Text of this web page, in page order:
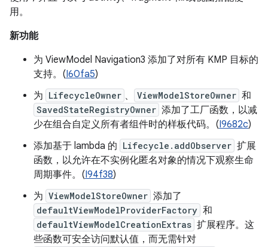
用。
新功能
为 ViewModel Navigation3 添加了对所有 KMP 目标的
支持。(I60fa5)
为 LifecycleOwner 、 ViewModelStoreOwner 和
SavedStateRegistryOwner 添加了工厂函数，以减
少在组合自定义所有者组件时的样板代码。(I9682c)
添加基于 lambda 的 Lifecycle.addObserver 扩展
函数，以允许在不实例化匿名对象的情况下观察生命
周期事件。(I94f38)
为 ViewModelStoreOwner 添加了
defaultViewModelProviderFactory 和
defaultViewModelCreationExtras 扩展程序。这
些函数可安全访问默认值，而无需针对